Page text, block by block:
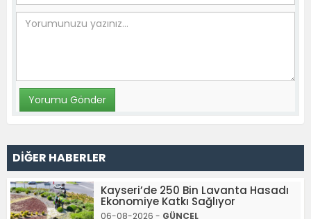
DİĞER HABERLER
Kayseri’de 250 Bin Lavanta Hasadı
Ekonomiye Katkı Sağlıyor
06-08-2026 - GÜNCEL